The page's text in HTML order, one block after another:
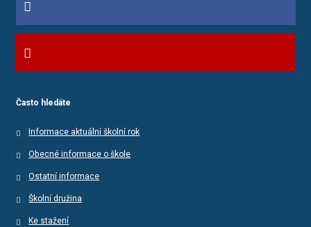
Často hledáte
Informace aktuální školní rok
Obecné informace o škole
Ostatní informace
Školní družina
Ke stažení